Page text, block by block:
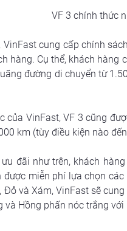
VF 3 chính thức
cung cấp chính
hàng. Cụ thể, khách
đường di chuyển từ
của VinFast, VF 3 cũng
km (tùy điều kiện nào
đãi như trên, khách
miễn phí lựa chọn
Đỏ và Xám, VinFast sẽ
và Hồng phấn nóc trắng